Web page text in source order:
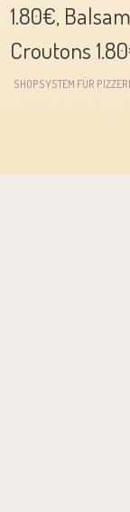
1.80€,
Croutons
SHOPSYSTEM FÜR